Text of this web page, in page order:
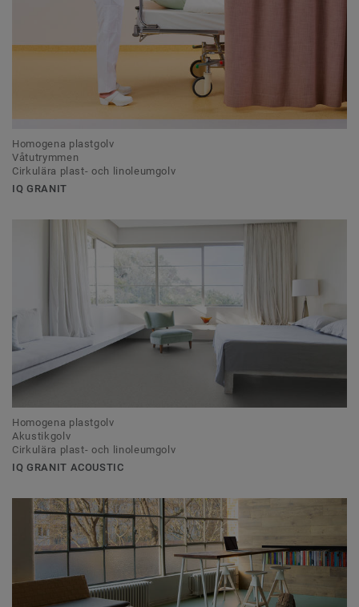
Homogena plastgolv
Våtutrymmen
Cirkulära plast- och linoleumgolv
IQ GRANIT
Homogena plastgolv
Akustikgolv
Cirkulära plast- och linoleumgolv
IQ GRANIT ACOUSTIC